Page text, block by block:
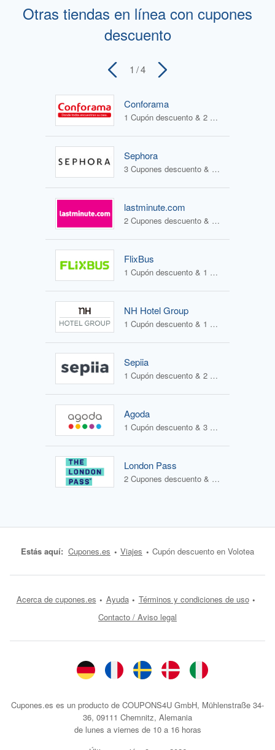
Otras tiendas en línea con cupones
descuento
1 / 4
Conforama
1 Cupón descuento & 2 Ofertas
Sephora
3 Cupones descuento & 1 Oferta
lastminute.com
2 Cupones descuento & 2 Ofertas
FlixBus
1 Cupón descuento & 1 Oferta
NH Hotel Group
1 Cupón descuento & 1 Oferta
Sepiia
1 Cupón descuento & 2 Ofertas
Agoda
1 Cupón descuento & 3 Ofertas
London Pass
2 Cupones descuento & 0 Ofertas
Estás aquí: Cupones.es Viajes Cupón descuento en Volotea
Acerca de cupones.es Ayuda
Términos y condiciones de uso
Contacto / Aviso legal
Cupones.es es un producto de COUPONS4U GmbH, Mühlenstraße 34-
36, 09111 Chemnitz, Alemania
de lunes a viernes de 10 a 16 horas